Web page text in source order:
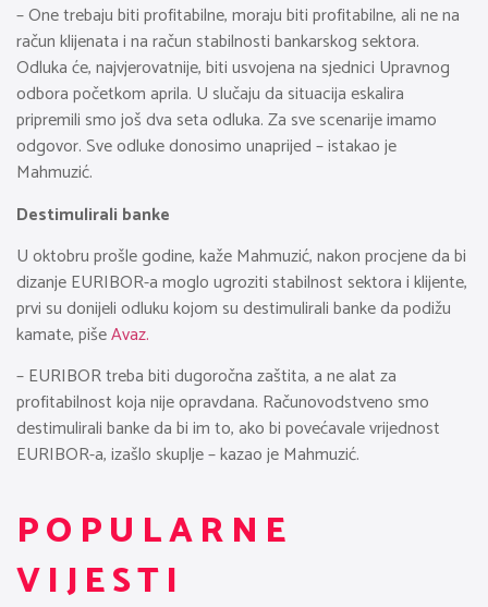
– One trebaju biti profitabilne, moraju biti profitabilne, ali ne na
račun klijenata i na račun stabilnosti bankarskog sektora.
Odluka će, najvjerovatnije, biti usvojena na sjednici Upravnog
odbora početkom aprila. U slučaju da situacija eskalira
pripremili smo još dva seta odluka. Za sve scenarije imamo
odgovor. Sve odluke donosimo unaprijed – istakao je
Mahmuzić.
Destimulirali banke
U oktobru prošle godine, kaže Mahmuzić, nakon procjene da bi
dizanje EURIBOR-a moglo ugroziti stabilnost sektora i klijente,
prvi su donijeli odluku kojom su destimulirali banke da podižu
kamate, pišeAvaz.
– EURIBOR treba biti dugoročna zaštita, a ne alat za
profitabilnost koja nije opravdana. Računovodstveno smo
destimulirali banke da bi im to, ako bi povećavale vrijednost
EURIBOR-a, izašlo skuplje – kazao je Mahmuzić.
POPULARNE
VIJESTI